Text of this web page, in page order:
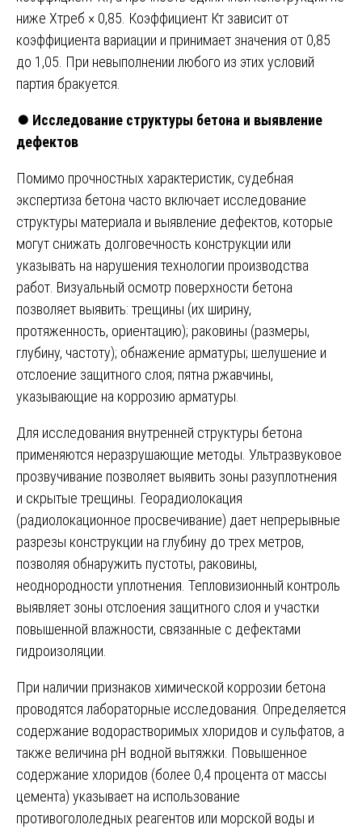
ниже Xтреб × 0,85. Коэффициент Кт зависит от
коэффициента вариации и принимает значения от 0,85
до 1,05. При невыполнении любого из этих условий
партия бракуется.
⏺️ Исследование структуры бетона и выявление
дефектов
Помимо прочностных характеристик, судебная
экспертиза бетона часто включает исследование
структуры материала и выявление дефектов, которые
могут снижать долговечность конструкции или
указывать на нарушения технологии производства
работ. Визуальный осмотр поверхности бетона
позволяет выявить: трещины (их ширину,
протяженность, ориентацию); раковины (размеры,
глубину, частоту); обнажение арматуры; шелушение и
отслоение защитного слоя; пятна ржавчины,
указывающие на коррозию арматуры.
Для исследования внутренней структуры бетона
применяются неразрушающие методы. Ультразвуковое
прозвучивание позволяет выявить зоны разуплотнения
и скрытые трещины. Георадиолокация
(радиолокационное просвечивание) дает непрерывные
разрезы конструкции на глубину до трех метров,
позволяя обнаружить пустоты, раковины,
неоднородности уплотнения. Тепловизионный контроль
выявляет зоны отслоения защитного слоя и участки
повышенной влажности, связанные с дефектами
гидроизоляции.
При наличии признаков химической коррозии бетона
проводятся лабораторные исследования. Определяется
содержание водорастворимых хлоридов и сульфатов, а
также величина рН водной вытяжки. Повышенное
содержание хлоридов (более 0,4 процента от массы
цемента) указывает на использование
противогололедных реагентов или морской воды и